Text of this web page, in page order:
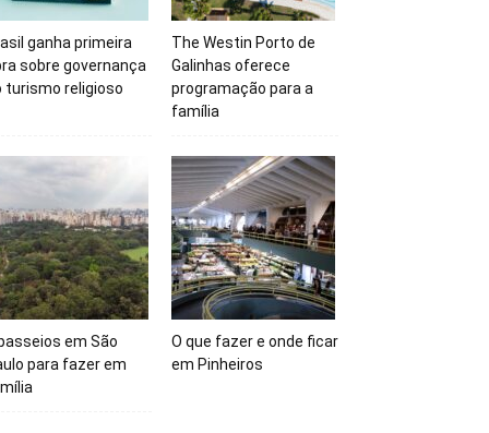
ganha primeira
sobre governança
turismo religioso
The Westin Porto de
Galinhas oferece
programação para a
família
em São
para fazer em
O que fazer e onde ficar
em Pinheiros